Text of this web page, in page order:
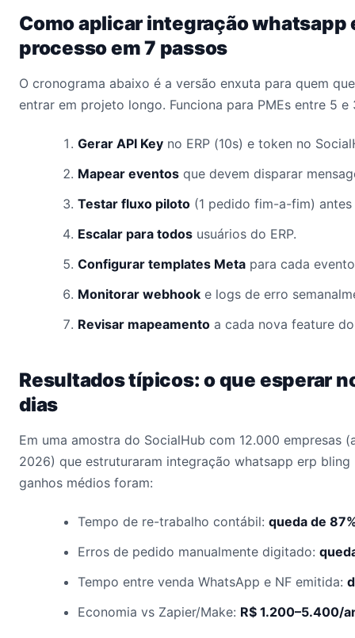
Como aplicar integração whatsapp
processo em 7 passos
O cronograma abaixo é a versão enxuta para quem
entrar em projeto longo. Funciona para PMEs entre 5 e
Gerar API Key no ERP (10s) e token no
Mapear eventos que devem disparar
Testar fluxo piloto (1 pedido fim-a-fim)
Escalar para todos usuários do ERP.
Configurar templates Meta para cada
Monitorar webhook e logs de erro
Revisar mapeamento a cada nova feature do
Resultados típicos: o que esperar
dias
Em uma amostra do SocialHub com 12.000 empresas
2026) que estruturaram integração whatsapp erp
ganhos médios foram:
Tempo de re-trabalho contábil: queda de
Erros de pedido manualmente digitado:
Tempo entre venda WhatsApp e NF emitida:
Economia vs Zapier/Make: R$ 1.200–5.400/